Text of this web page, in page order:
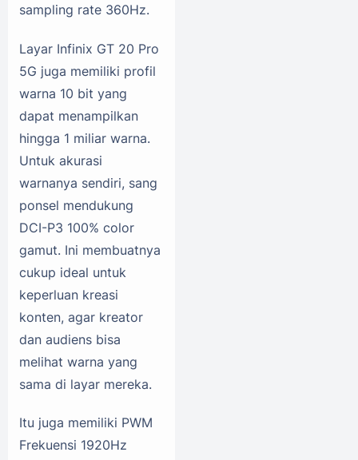
sampling rate 360Hz.
Layar Infinix GT 20 Pro
5G juga memiliki profil
warna 10 bit yang
dapat menampilkan
hingga 1 miliar warna.
Untuk akurasi
warnanya sendiri, sang
ponsel mendukung
DCI-P3 100% color
gamut. Ini membuatnya
cukup ideal untuk
keperluan kreasi
konten, agar kreator
dan audiens bisa
melihat warna yang
sama di layar mereka.
Itu juga memiliki PWM
Frekuensi 1920Hz